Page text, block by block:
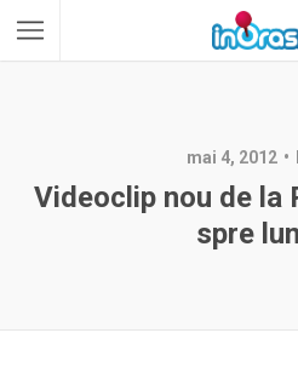
mai 4, 2012
Videoclip nou de la
spre